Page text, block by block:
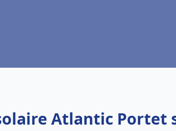
Atlantic Portet